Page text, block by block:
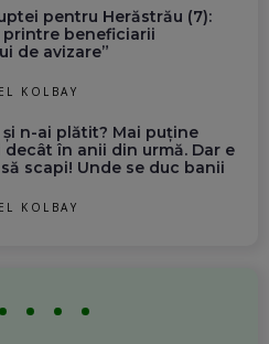
pentru Herăstrău (7):
printre beneficiarii
de avizare”
KOLBAY
n-ai plătit? Mai puține
în anii din urmă. Dar e
scapi! Unde se duc banii
KOLBAY